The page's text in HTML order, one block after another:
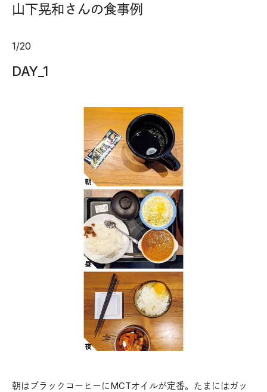
山下晃和さんの食事例
1/20
DAY_1
朝はブラックコーヒーにMCTオイルが定番。たまにはガッ